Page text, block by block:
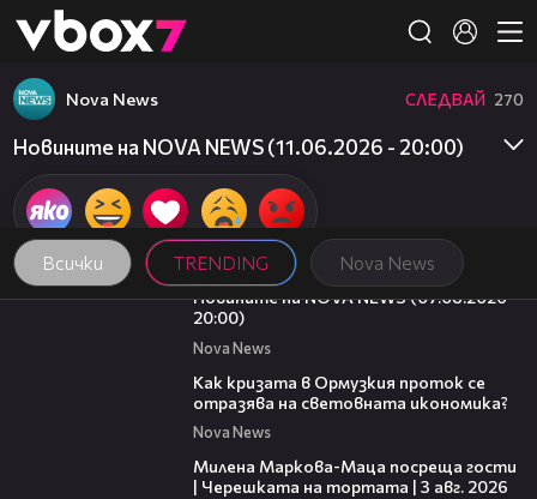
👾
Всички TRENDING Nova News
Nova News СЛЕДВАЙ 270
Новините на NOVA NEWS (11.06.2026 - 20:00)
22:56
Новините на NOVA NEWS (07.08.2026 -
20:00)
Nova News
Как кризата в Ормузкия проток се
отразява на световната икономика?
Nova News
Милена Маркова-Маца посреща гости
| Черешката на тортата | 3 авг. 2026